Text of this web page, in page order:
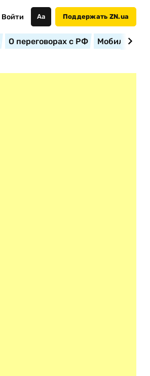
Войти Аа Поддержать ZN.ua
О переговорах с РФ